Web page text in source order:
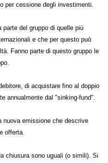
per cessione degli investimenti.
parte del gruppo di quelle più
e che per questo può
Fanno parte di questo gruppo le
di acquistare fino al doppio
annualmente dal "sinking-fund".
nuova emissione che descrive
offerta.
chiusura sono uguali (o simili). Si